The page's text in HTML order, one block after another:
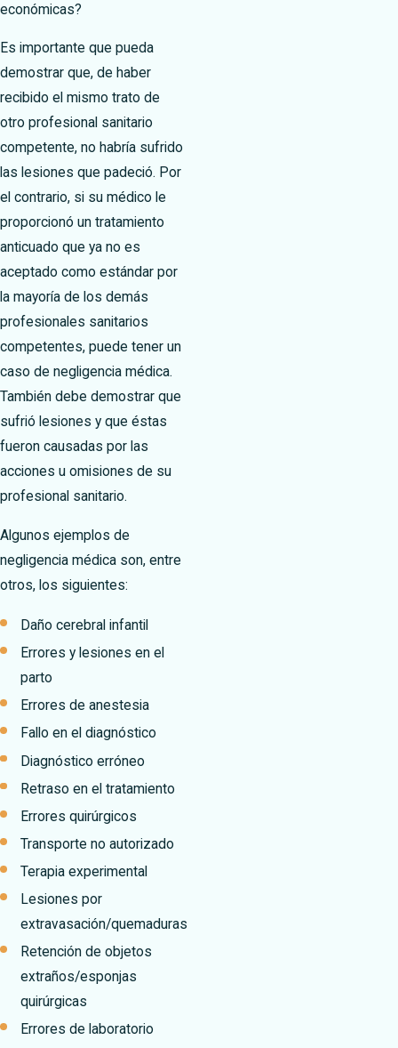
económicas?
Es importante que pueda
demostrar que, de haber
recibido el mismo trato de
otro profesional sanitario
competente, no habría sufrido
las lesiones que padeció. Por
el contrario, si su médico le
proporcionó un tratamiento
anticuado que ya no es
aceptado como estándar por
la mayoría de los demás
profesionales sanitarios
competentes, puede tener un
caso de negligencia médica.
También debe demostrar que
sufrió lesiones y que éstas
fueron causadas por las
acciones u omisiones de su
profesional sanitario.
Algunos ejemplos de
negligencia médica son, entre
otros, los siguientes:
Daño cerebral infantil
Errores y lesiones en el
parto
Errores de anestesia
Fallo en el diagnóstico
Diagnóstico erróneo
Retraso en el tratamiento
Errores quirúrgicos
Transporte no autorizado
Terapia experimental
Lesiones por
extravasación/quemaduras
Retención de objetos
extraños/esponjas
quirúrgicas
Errores de laboratorio